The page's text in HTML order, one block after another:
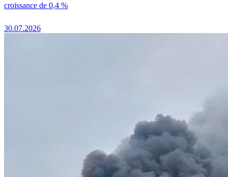
croissance de 0,4 %
30.07.2026